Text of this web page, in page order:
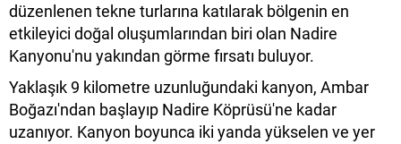
düzenlenen tekne turlarına katılarak bölgenin en
etkileyici doğal oluşumlarından biri olan Nadire
Kanyonu'nu yakından görme fırsatı buluyor.
Yaklaşık 9 kilometre uzunluğundaki kanyon, Ambar
Boğazı'ndan başlayıp Nadire Köprüsü'ne kadar
uzanıyor. Kanyon boyunca iki yanda yükselen ve yer